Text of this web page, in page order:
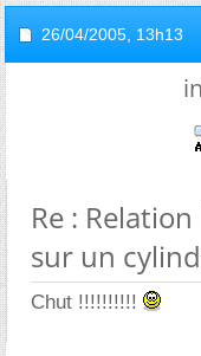
26/04/2005, 13h13
Re :
sur un
Chut !!!!!!!!!!